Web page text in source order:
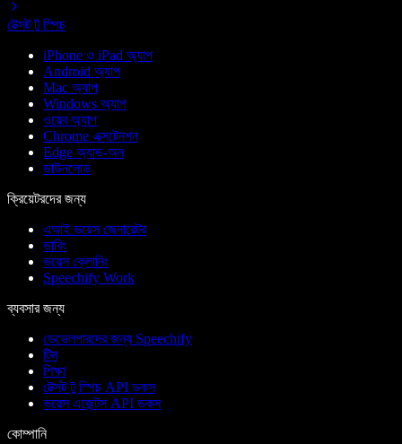
টেক্সট টু স্পিচ
iPhone ও iPad অ্যাপ
Android অ্যাপ
Mac অ্যাপ
Windows অ্যাপ
ওয়েব অ্যাপ
Chrome এক্সটেনশন
Edge অ্যাড-অন
ডাউনলোড
ক্রিয়েটরদের জন্য
এআই ভয়েস জেনারেটর
ডাবিং
ভয়েস ক্লোনিং
Speechify Work
ব্যবসার জন্য
ডেভেলপারদের জন্য Speechify
টিম
শিক্ষা
টেক্সট টু স্পিচ API ডকস
ভয়েস এজেন্টস API ডকস
কোম্পানি